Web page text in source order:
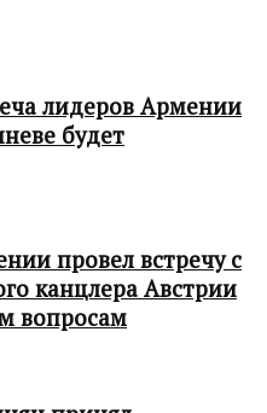
лидеров Армении
будет
провел встречу с
канцлера Австрии
вопросам